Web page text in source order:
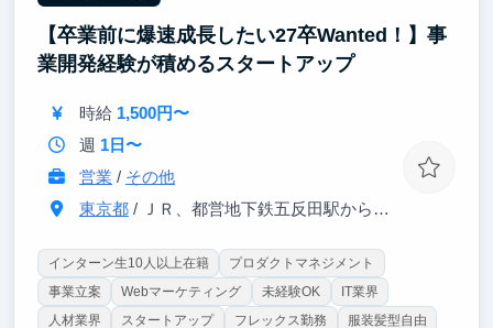
【卒業前に爆速成長したい27卒Wanted！】事
業開発経験が積めるスタートアップ
時給 1,500円〜
週 1日〜
営業 / その他
東京都/ ＪＲ、都営地下鉄五反田駅から徒歩1分
インターン生10人以上在籍
プロダクトマネジメント
事業立案
Webマーケティング 未経験OK
IT業界
人材業界
スタートアップ フレックス勤務 服装髪型自由